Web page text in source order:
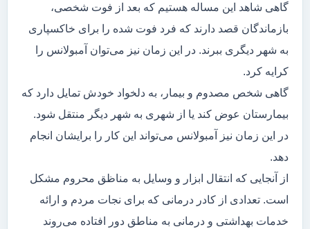
گاهی شاهد این مساله هستیم که بعد از فوت شخصی،
بازماندگان قصد دارند که فرد فوت شده را برای خاکسپاری
به شهر دیگری ببرند. در این زمان نیز می‌توان آمبولانس را
کرایه کرد.
گاهی شخص مصدوم و بیمار، به دلخواد خودش تمایل دارد که
بیمارستان عوض کند یا از شهری به شهر دیگر منتقل شود.
در این زمان نیز آمبولانس می‌تواند این کار را برایشان انجام
دهد.
از آنجایی که انتقال ابزار و وسایل به مناظق محروم مشکل
است. تعدادی از کادر درمانی که برای نجات مردم و ارائه
خدمات بهداشتی و درمانی به مناطق دور افتاده می‌روند